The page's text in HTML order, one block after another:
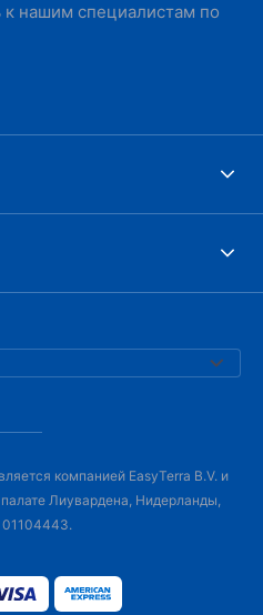
нашим специалистам по
компанией EasyTerra B.V. и
Лиувардена, Нидерланды,